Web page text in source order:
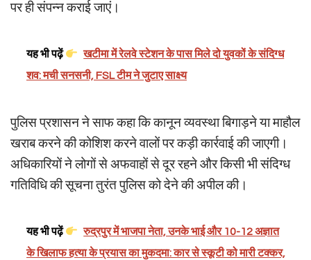
पर ही संपन्न कराई जाएं।
यह भी पढ़ें
खटीमा में रेलवे स्टेशन के पास मिले दो युवकों के संदिग्ध
शव: मची सनसनी, FSL टीम ने जुटाए साक्ष्य
पुलिस प्रशासन ने साफ कहा कि कानून व्यवस्था बिगाड़ने या माहौल
खराब करने की कोशिश करने वालों पर कड़ी कार्रवाई की जाएगी।
अधिकारियों ने लोगों से अफवाहों से दूर रहने और किसी भी संदिग्ध
गतिविधि की सूचना तुरंत पुलिस को देने की अपील की।
यह भी पढ़ें
रुद्रपुर में भाजपा नेता, उनके भाई और 10-12 अज्ञात
के खिलाफ हत्या के प्रयास का मुकदमा: कार से स्कूटी को मारी टक्कर,